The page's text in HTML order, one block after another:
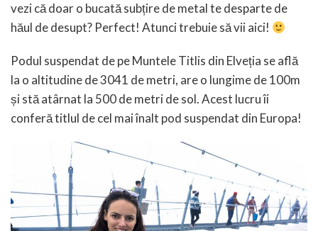
vezi că doar o bucată subțire de metal te desparte de
hăul de desupt? Perfect! Atunci trebuie să vii aici!
Podul suspendat de pe Muntele Titlis din Elveția se află
la o altitudine de 3041 de metri, are o lungime de 100m
și stă atârnat la 500 de metri de sol. Acest lucru îi
conferă titlul de cel mai înalt pod suspendat din Europa!